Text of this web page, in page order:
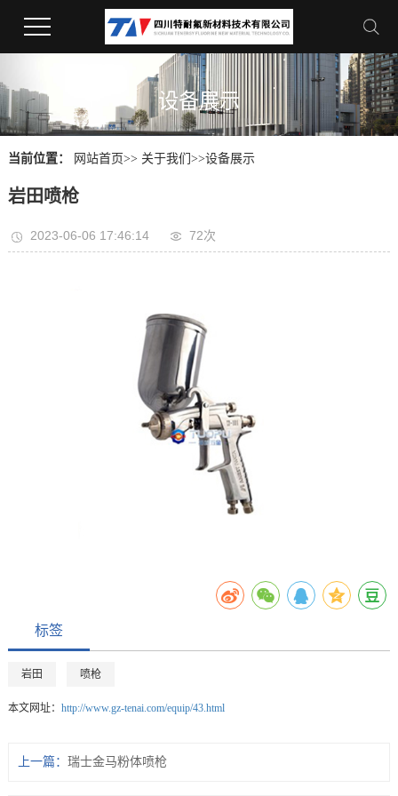
设备展示
当前位置： 网站首页>> 关于我们 >>设备展示
岩田喷枪
2023-06-06 17:46:14 72次
标签
岩田 喷枪
本文网址： http://www.gz-tenai.com/equip/43.html
上一篇： 瑞士金马粉体喷枪